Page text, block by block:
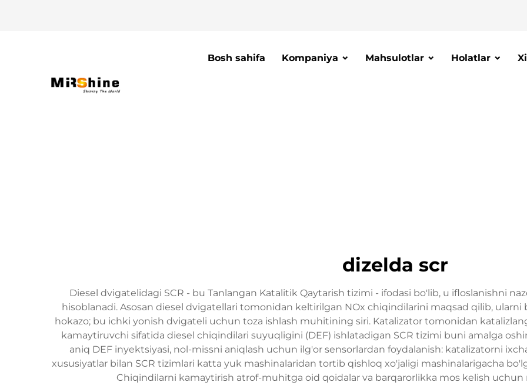
Bosh sahifa Kompaniya Mahsulotlar Holatlar
dizelda scr
Diesel dvigatelidagi SCR - bu Tanlangan Katalitik Qaytarish tizimi - ifodasi bo'lib, u ifloslanishni
hisoblanadi. Asosan diesel dvigatellari tomonidan keltirilgan NOx chiqindilarini maqsad qilib, ularni
hokazo; bu ichki yonish dvigateli uchun toza ishlash muhitining siri. Katalizator tomonidan
kamaytiruvchi sifatida diesel chiqindilari suyuqligini (DEF) ishlatadigan SCR tizimi buni amalga
aniq DEF inyektsiyasi, nol-missni aniqlash uchun ilg'or sensorlardan foydalanish: katalizatorni
xususiyatlar bilan SCR tizimlari katta yuk mashinalaridan tortib qishloq xo'jaligi mashinalarigacha
Chiqindilarni kamaytirish atrof-muhitga oid qoidalar va barqarorlikka mos kelish